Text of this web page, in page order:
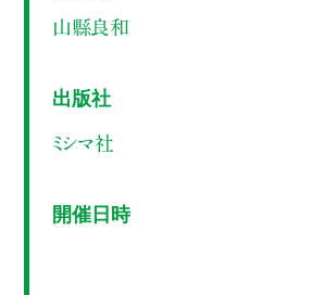
山縣良和
出版社
ミシマ社
開催日時